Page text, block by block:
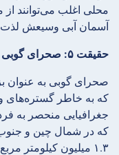
محلی اغلب می‌توانند از
آسمان آبی وسیعش لذت
حقیقت ۵: صحرای گوبی بزرگ‌ترین صحرا در آسیا است
صحرای گوبی به عنوان
که به خاطر
جغرافیایی منحصر به
که در شمال چین و